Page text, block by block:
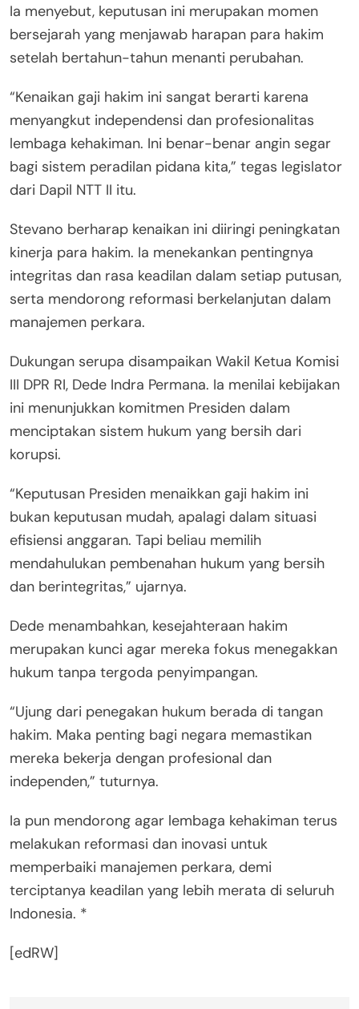
Ia menyebut, keputusan ini merupakan momen
bersejarah yang menjawab harapan para hakim
setelah bertahun-tahun menanti perubahan.
“Kenaikan gaji hakim ini sangat berarti karena
menyangkut independensi dan profesionalitas
lembaga kehakiman. Ini benar-benar angin segar
bagi sistem peradilan pidana kita,” tegas legislator
dari Dapil NTT II itu.
Stevano berharap kenaikan ini diiringi peningkatan
kinerja para hakim. Ia menekankan pentingnya
integritas dan rasa keadilan dalam setiap putusan,
serta mendorong reformasi berkelanjutan dalam
manajemen perkara.
Dukungan serupa disampaikan Wakil Ketua Komisi
III DPR RI, Dede Indra Permana. Ia menilai kebijakan
ini menunjukkan komitmen Presiden dalam
menciptakan sistem hukum yang bersih dari
korupsi.
“Keputusan Presiden menaikkan gaji hakim ini
bukan keputusan mudah, apalagi dalam situasi
efisiensi anggaran. Tapi beliau memilih
mendahulukan pembenahan hukum yang bersih
dan berintegritas,” ujarnya.
Dede menambahkan, kesejahteraan hakim
merupakan kunci agar mereka fokus menegakkan
hukum tanpa tergoda penyimpangan.
“Ujung dari penegakan hukum berada di tangan
hakim. Maka penting bagi negara memastikan
mereka bekerja dengan profesional dan
independen,” tuturnya.
Ia pun mendorong agar lembaga kehakiman terus
melakukan reformasi dan inovasi untuk
memperbaiki manajemen perkara, demi
terciptanya keadilan yang lebih merata di seluruh
Indonesia. *
[edRW]